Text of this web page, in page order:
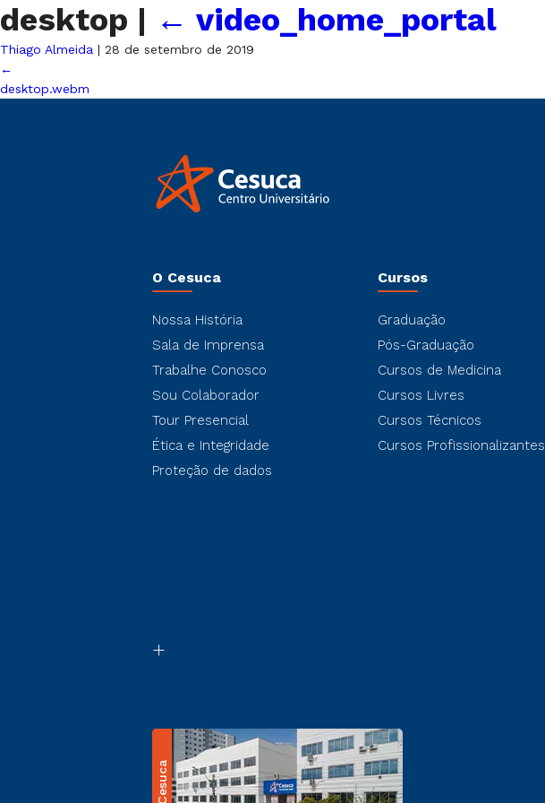
desktop | ← video_home_portal
Thiago Almeida | 28 de setembro de 2019
←
desktop.webm
O Cesuca
Nossa História
Sala de Imprensa
Trabalhe Conosco
Sou Colaborador
Tour Presencial
Ética e Integridade
Proteção de dados
Cursos
Graduação
Pós-Graduação
Cursos de Medicina
Cursos Livres
Cursos Técnicos
Cursos Profissionalizantes
Cesuca